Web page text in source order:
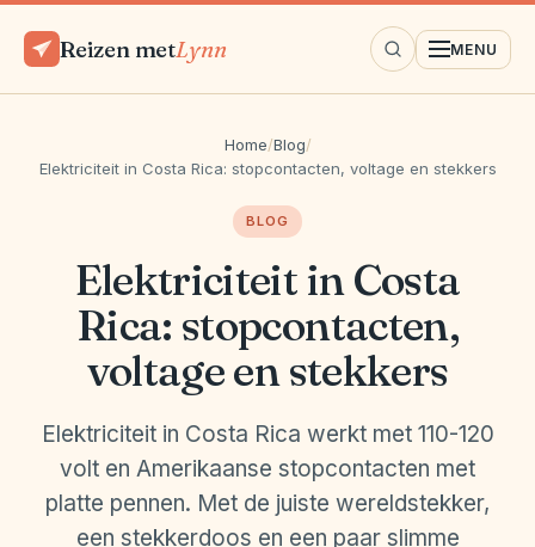
Reizen metLynn MENU
Home/Blog/
Elektriciteit in Costa Rica: stopcontacten, voltage en stekkers
BLOG
Elektriciteit in Costa
Rica: stopcontacten,
voltage en stekkers
Elektriciteit in Costa Rica werkt met 110-120
volt en Amerikaanse stopcontacten met
platte pennen. Met de juiste wereldstekker,
een stekkerdoos en een paar slimme